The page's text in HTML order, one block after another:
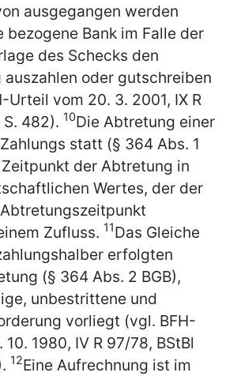
ausgegangen werden
bezogene Bank im Falle der
des Schecks den
oder gutschreiben
Urteil vom 20. 3. 2001, IX R
S. 482). 10Die Abtretung einer
statt (§ 364 Abs. 1
der Abtretung in
Wertes, der der
Zufluss. 11Das Gleiche
erfolgten
(§ 364 Abs. 2 BGB),
unbestrittene und
vorliegt (vgl. BFH-
1980, IV R 97/78, BStBl
12Eine Aufrechnung ist im